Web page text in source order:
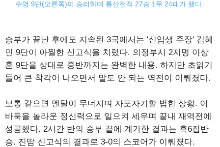
수영 9단(오른쪽)이 승리하며 통산전적 27승 1무 24패가 됐다.
승부가 끝난 후에도 지속된 3국에서는 '신입생 주장' 김혜
민 9단이 아찔한 신고식을 치렀다. 의정부시 2지명 이상
훈 9단을 상대로 중반까지는 완벽한 내용. 하지만 초읽기
들어 큰 착각이 나오면서 말도 안 되는 역전이 이뤄졌다.
보통 같으면 멘탈이 무너지며 자포자기할 법한 상황. 이
바둑을 놀라운 정신력으로 일으켜 세우며 끝내 재역전에
성공했다. 2시간 반의 승부 끝에 계가한 결과는 흑6집반
승. 진땀 신고식의 결과로 3-0의 스코어가 이뤄졌다.